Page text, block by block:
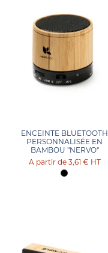
ENCEINTE BLUETOOTH
PERSONNALISÉE EN
BAMBOU "NERVO"
3,61 € HT